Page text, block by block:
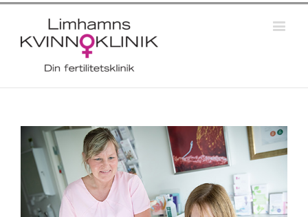
View
Larger
Image